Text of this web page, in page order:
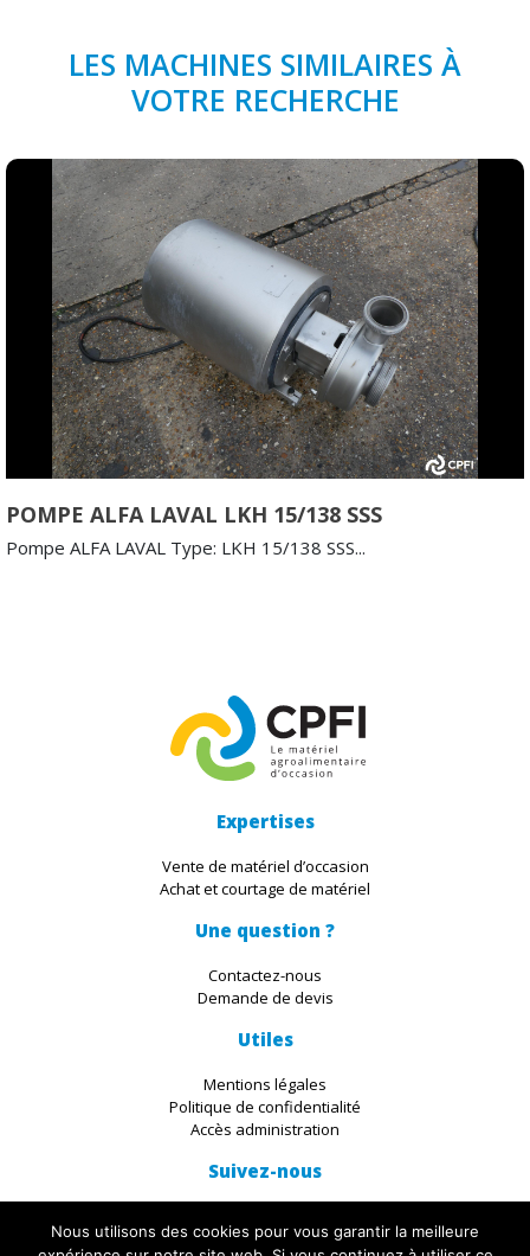
LES MACHINES SIMILAIRES À
VOTRE RECHERCHE
POMPE ALFA LAVAL LKH 15/138 SSS
Pompe ALFA LAVAL Type: LKH 15/138 SSS...
Expertises
Vente de matériel d’occasion
Achat et courtage de matériel
Une question ?
Contactez-nous
Demande de devis
Utiles
Mentions légales
Politique de confidentialité
Accès administration
Suivez-nous
Nous utilisons des cookies pour vous garantir la meilleure